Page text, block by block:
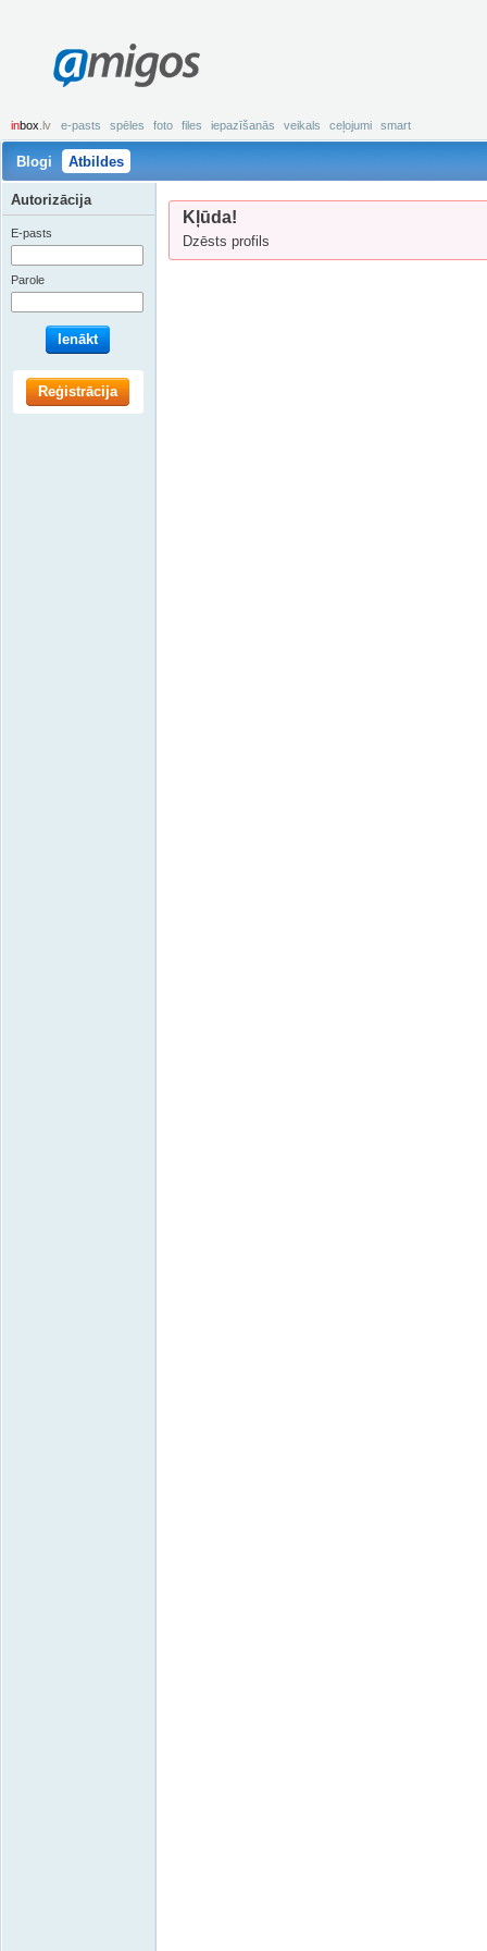
amigos
inbox .lv e-pasts spēles foto files iepazīšanās veikals ceļojumi smart
Blogi Atbildes
Kļūda!
Dzēsts profils
Autorizācija
E-pasts
Parole
Ienākt
Reģistrācija